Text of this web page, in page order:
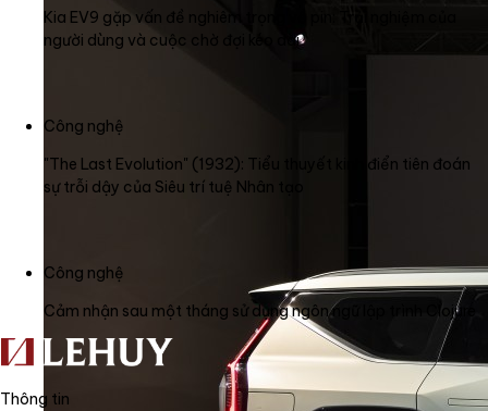
Kia EV9 gặp vấn đề nghiêm trọng về pin: Trải nghiệm của
người dùng và cuộc chờ đợi kéo dài
Công nghệ
"The Last Evolution" (1932): Tiểu thuyết kinh điển tiên đoán
sự trỗi dậy của Siêu trí tuệ Nhân tạo
Công nghệ
Cảm nhận sau một tháng sử dụng ngôn ngữ lập trình Clojure
Thông tin